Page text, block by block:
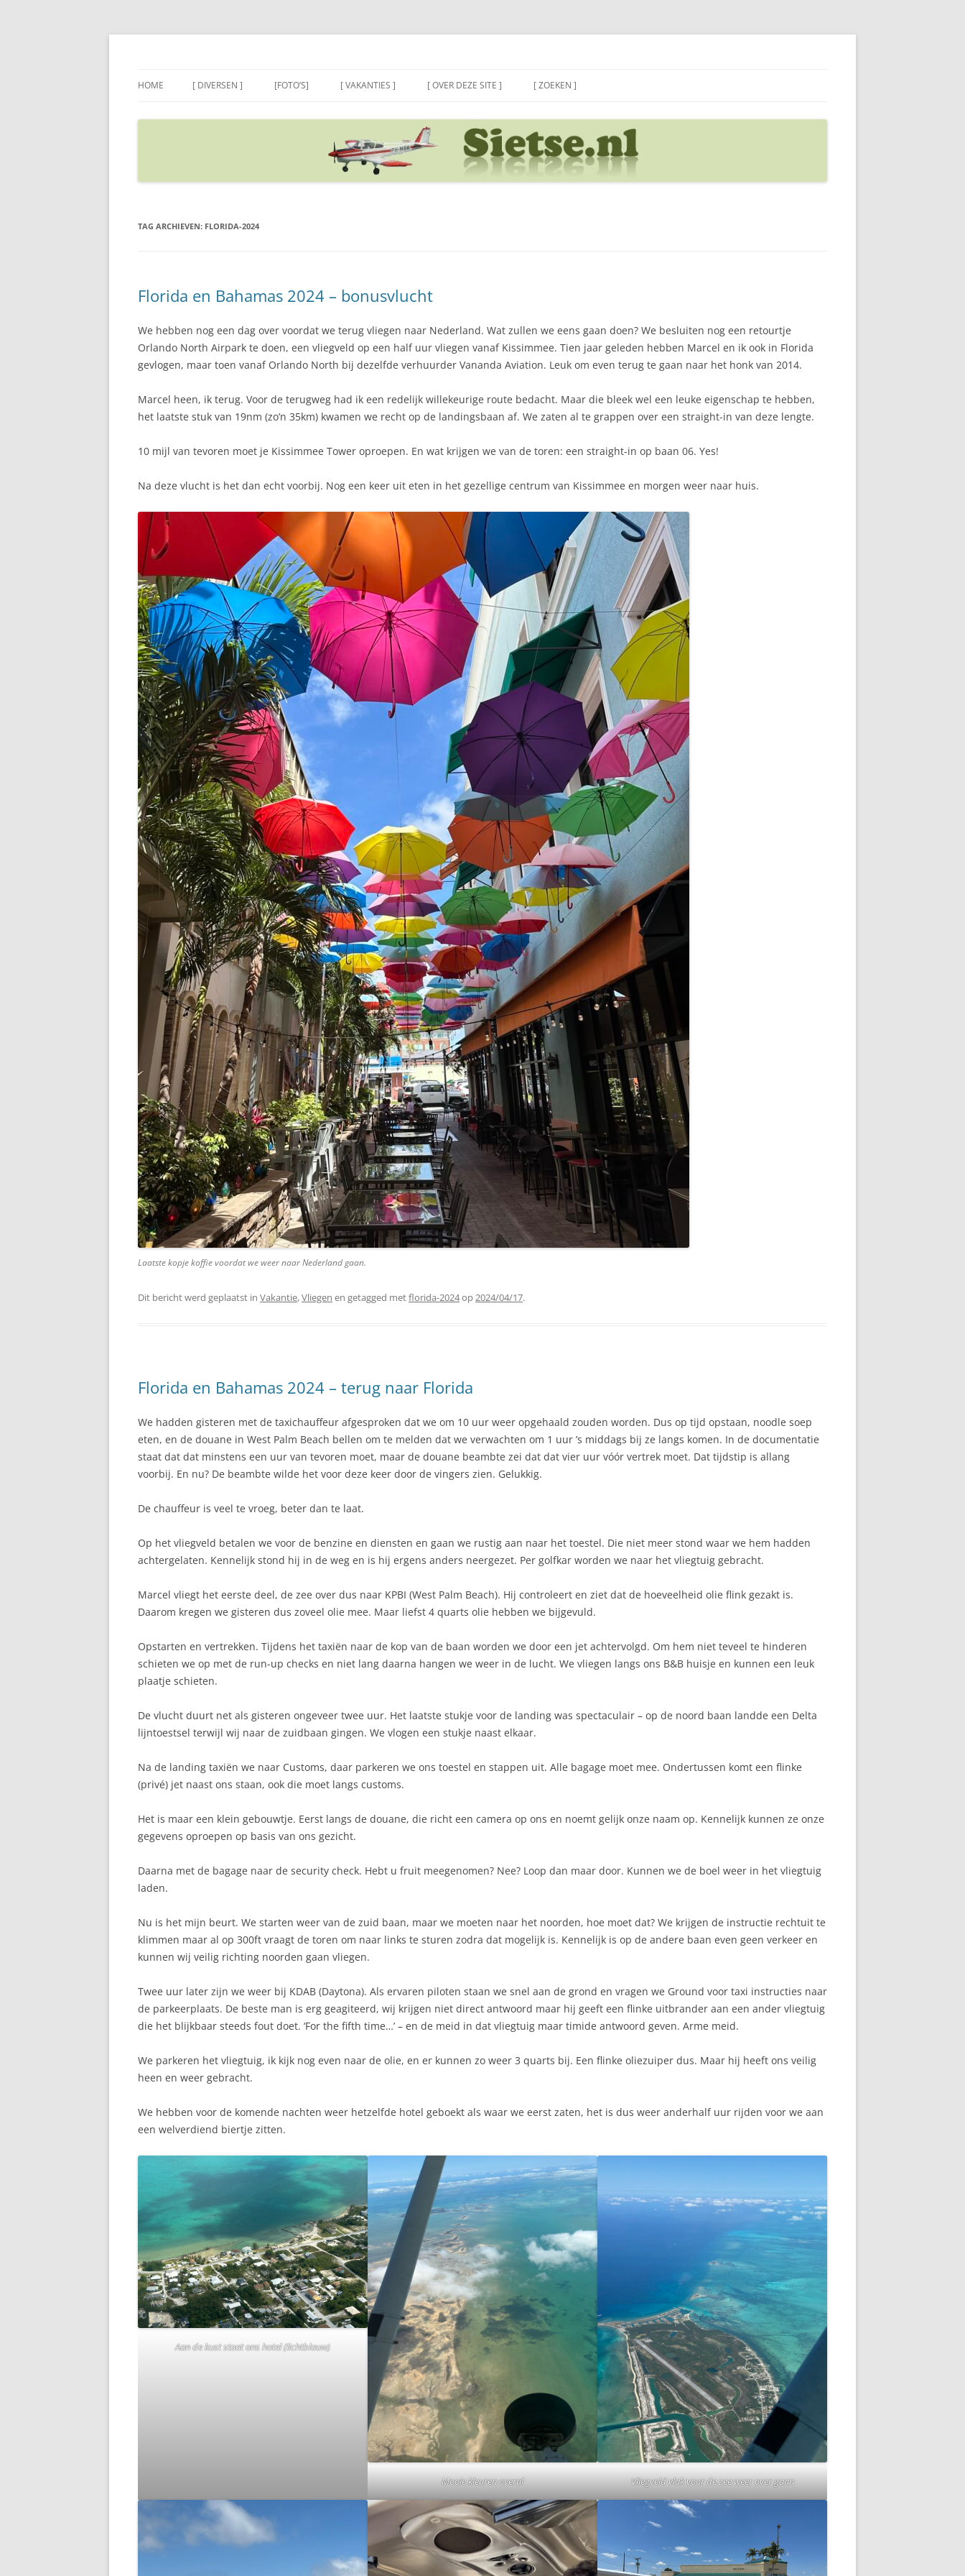
Ga
HOME [ DIVERSEN ] [FOTO’S] [ VAKANTIES ] [ OVER DEZE SITE ] [ ZOEKEN ]
TAG ARCHIEVEN: FLORIDA-2024
Florida en Bahamas 2024 – bonusvlucht
We hebben nog een dag over voordat we terug vliegen naar Nederland. Wat zullen we eens gaan doen? We besluiten nog een retourtje
Orlando North Airpark te doen, een vliegveld op een half uur vliegen vanaf Kissimmee. Tien jaar geleden hebben Marcel en ik ook in Florida
gevlogen, maar toen vanaf Orlando North bij dezelfde verhuurder Vananda Aviation. Leuk om even terug te gaan naar het honk van 2014.
Marcel heen, ik terug. Voor de terugweg had ik een redelijk willekeurige route bedacht. Maar die bleek wel een leuke eigenschap te hebben,
het laatste stuk van 19nm (zo’n 35km) kwamen we recht op de landingsbaan af. We zaten al te grappen over een straight-in van deze lengte.
10 mijl van tevoren moet je Kissimmee Tower oproepen. En wat krijgen we van de toren: een straight-in op baan 06. Yes!
Na deze vlucht is het dan echt voorbij. Nog een keer uit eten in het gezellige centrum van Kissimmee en morgen weer naar huis.
Laatste kopje koffie voordat we weer naar Nederland gaan.
Dit bericht werd geplaatst in Vakantie,Vliegen en getagged metflorida-2024op2024/04/17.
Florida en Bahamas 2024 – terug naar Florida
We hadden gisteren met de taxichauffeur afgesproken dat we om 10 uur weer opgehaald zouden worden. Dus op tijd opstaan, noodle soep
eten, en de douane in West Palm Beach bellen om te melden dat we verwachten om 1 uur ’s middags bij ze langs komen. In de documentatie
staat dat dat minstens een uur van tevoren moet, maar de douane beambte zei dat dat vier uur vóór vertrek moet. Dat tijdstip is allang
voorbij. En nu? De beambte wilde het voor deze keer door de vingers zien. Gelukkig.
De chauffeur is veel te vroeg, beter dan te laat.
Op het vliegveld betalen we voor de benzine en diensten en gaan we rustig aan naar het toestel. Die niet meer stond waar we hem hadden
achtergelaten. Kennelijk stond hij in de weg en is hij ergens anders neergezet. Per golfkar worden we naar het vliegtuig gebracht.
Marcel vliegt het eerste deel, de zee over dus naar KPBI (West Palm Beach). Hij controleert en ziet dat de hoeveelheid olie flink gezakt is.
Daarom kregen we gisteren dus zoveel olie mee. Maar liefst 4 quarts olie hebben we bijgevuld.
Opstarten en vertrekken. Tijdens het taxiën naar de kop van de baan worden we door een jet achtervolgd. Om hem niet teveel te hinderen
schieten we op met de run-up checks en niet lang daarna hangen we weer in de lucht. We vliegen langs ons B&B huisje en kunnen een leuk
plaatje schieten.
De vlucht duurt net als gisteren ongeveer twee uur. Het laatste stukje voor de landing was spectaculair – op de noord baan landde een Delta
lijntoestsel terwijl wij naar de zuidbaan gingen. We vlogen een stukje naast elkaar.
Na de landing taxiën we naar Customs, daar parkeren we ons toestel en stappen uit. Alle bagage moet mee. Ondertussen komt een flinke
(privé) jet naast ons staan, ook die moet langs customs.
Het is maar een klein gebouwtje. Eerst langs de douane, die richt een camera op ons en noemt gelijk onze naam op. Kennelijk kunnen ze onze
gegevens oproepen op basis van ons gezicht.
Daarna met de bagage naar de security check. Hebt u fruit meegenomen? Nee? Loop dan maar door. Kunnen we de boel weer in het vliegtuig
laden.
Nu is het mijn beurt. We starten weer van de zuid baan, maar we moeten naar het noorden, hoe moet dat? We krijgen de instructie rechtuit te
klimmen maar al op 300ft vraagt de toren om naar links te sturen zodra dat mogelijk is. Kennelijk is op de andere baan even geen verkeer en
kunnen wij veilig richting noorden gaan vliegen.
Twee uur later zijn we weer bij KDAB (Daytona). Als ervaren piloten staan we snel aan de grond en vragen we Ground voor taxi instructies naar
de parkeerplaats. De beste man is erg geagiteerd, wij krijgen niet direct antwoord maar hij geeft een flinke uitbrander aan een ander vliegtuig
die het blijkbaar steeds fout doet. ‘For the fifth time…’ – en de meid in dat vliegtuig maar timide antwoord geven. Arme meid.
We parkeren het vliegtuig, ik kijk nog even naar de olie, en er kunnen zo weer 3 quarts bij. Een flinke oliezuiper dus. Maar hij heeft ons veilig
heen en weer gebracht.
We hebben voor de komende nachten weer hetzelfde hotel geboekt als waar we eerst zaten, het is dus weer anderhalf uur rijden voor we aan
een welverdiend biertje zitten.
Aan de kust staat ons hotel (lichtblauw)
Mooie kleuren overal Vliegveld vlak voor de zee weer over gaan